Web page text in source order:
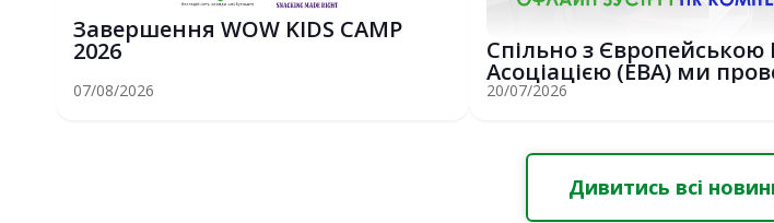
Завершення WOW KIDS CAMP
2026
07/08/2026
Спільно з Європейською
Асоціацією (EBA) ми
потужну о...
20/07/2026
Дивитись всі